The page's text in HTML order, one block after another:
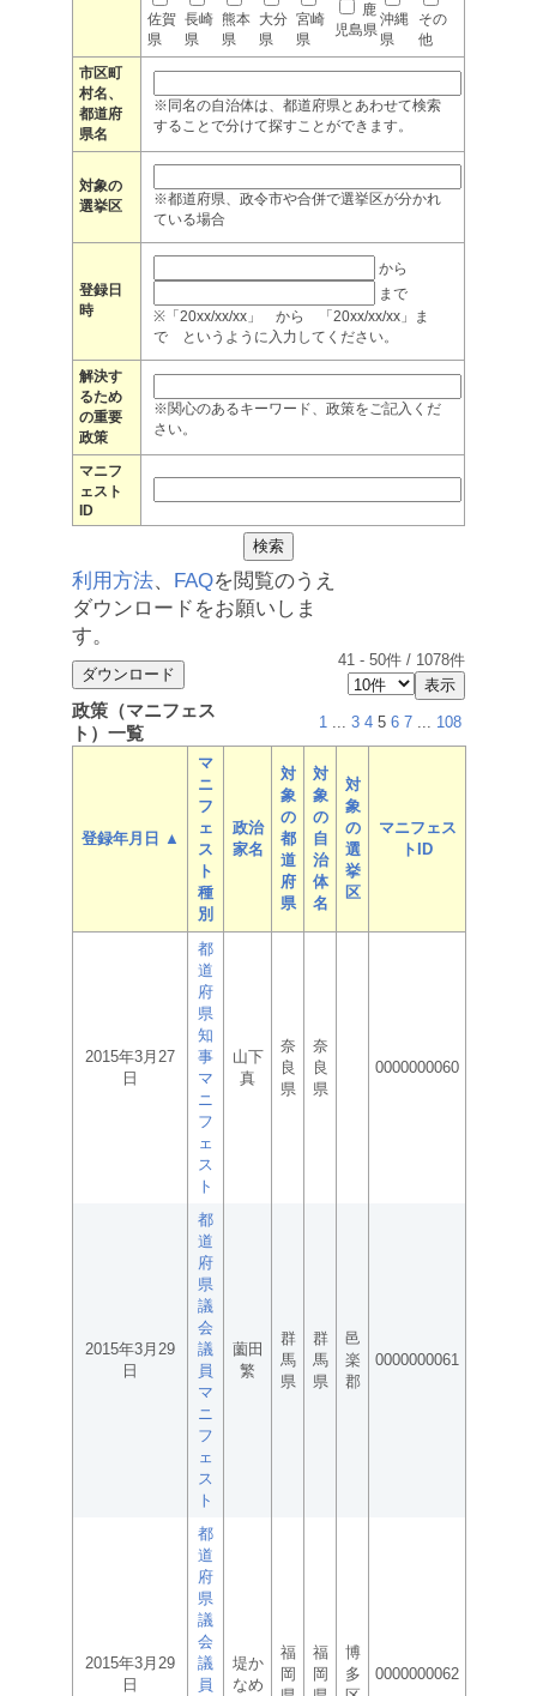
佐賀
県
長崎
県
熊本
県
大分
県
宮崎
県
鹿
児島県
沖縄
県
その
他
市区町
村名、
都道府
県名
※同名の自治体は、都道府県とあわせて検索
することで分けて探すことができます。
対象の
選挙区
※都道府県、政令市や合併で選挙区が分かれ
ている場合
登録日
時
から
まで
※「20xx/xx/xx」 から 「20xx/xx/xx」ま
で というように入力してください。
解決す
るため
の重要
政策
※関心のあるキーワード、政策をご記入くだ
さい。
マニフ
ェスト
ID
利用方法、 FAQを閲覧のうえ
ダウンロードをお願いしま
す。
41 - 50件 / 1078件
政策（マニフェス
ト）一覧
1 ... 3 4 5 6 7 ... 108
登録年月日 ▲
マ
ニ
フ
ェ
ス
ト
種
別
政治
家名
対
象
の
都
道
府
県
対
象
の
自
治
体
名
対
象
の
選
挙
区
マニフェス
トID
2015年3月27
日
都
道
府
県
知
事
マ
ニ
フ
ェ
ス
ト
山下
真
奈
良
県
奈
良
県
0000000060
2015年3月29
日
都
道
府
県
議
会
議
員
マ
ニ
フ
ェ
ス
ト
薗田
繁
群
馬
県
群
馬
県
邑
楽
郡
0000000061
2015年3月29
日
都
道
府
県
議
会
議
員
堤か
なめ
福
岡
福
岡
博
多
0000000062